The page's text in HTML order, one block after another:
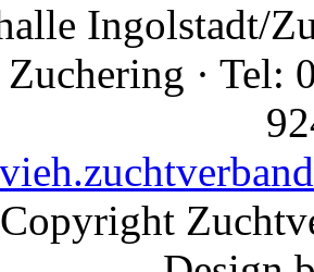
Ingolstadt/
· Tel: